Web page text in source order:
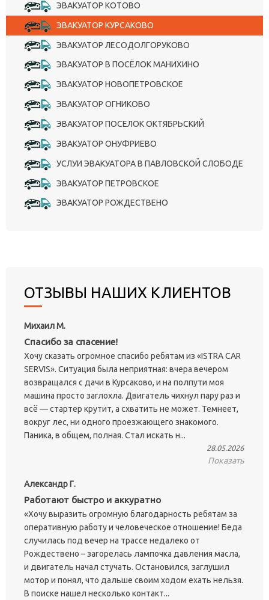
ЭВАКУАТОР КОТОВО
ЭВАКУАТОР КУРСАКОВО
ЭВАКУАТОР ЛЕСОДОЛГОРУКОВО
ЭВАКУАТОР В ПОСЁЛОК МАНИХИНО
ЭВАКУАТОР НОВОПЕТРОВСКОЕ
ЭВАКУАТОР ОГНИКОВО
ЭВАКУАТОР ПОСЕЛОК ОКТЯБРЬСКИЙ
ЭВАКУАТОР ОНУФРИЕВО
УСЛУИ ЭВАКУАТОРА В ПАВЛОВСКОЙ СЛОБОДЕ
ЭВАКУАТОР ПЕТРОВСКОЕ
ЭВАКУАТОР РОЖДЕСТВЕНО
ОТЗЫВЫ НАШИХ КЛИЕНТОВ
Михаил М.
Спасибо за спасение!
Хочу сказать огромное спасибо ребятам из «ISTRA CAR
SERVIS». Ситуация была неприятная: вчера вечером
возвращался с дачи в Курсаково, и на полпути моя
машина просто заглохла. Двигатель чихнул пару раз и
всё — стартер крутит, а схватить не может. Темнеет,
вокруг лес, ни одного проезжающего знакомого.
Паника, в общем, полная. Стал искать н...
28.05.2026
Показать
Александр Г.
Работают быстро и аккуратно
«Хочу выразить огромную благодарность ребятам за
оперативную работу и человеческое отношение! Беда
случилась под вечер на трассе недалеко от
Рождествено – загорелась лампочка давления масла,
и двигатель начал стучать. Остановился, заглушил
мотор и понял, что дальше своим ходом ехать нельзя.
В поиске нашел несколько контакт...